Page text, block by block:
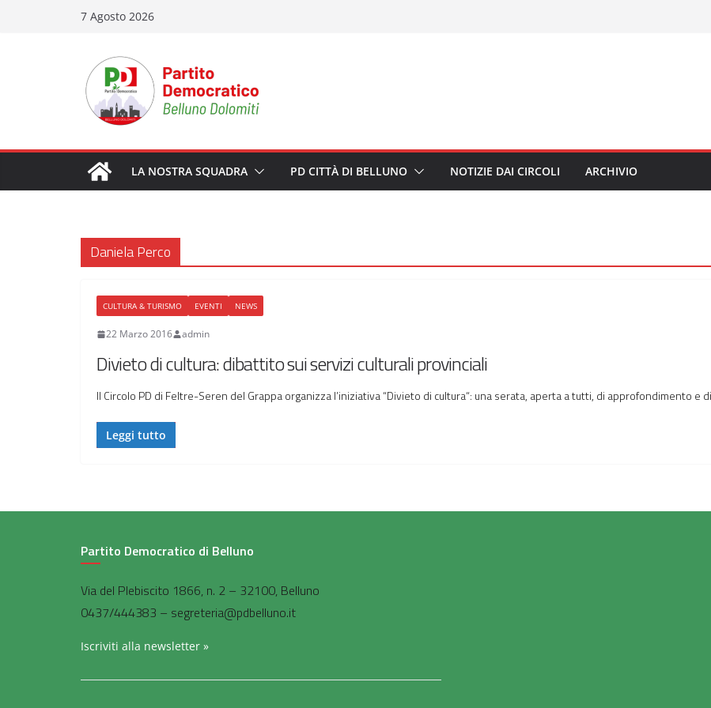
7 Agosto 2026
LA NOSTRA SQUADRA PD CITTÀ DI BELLUNO NOTIZIE DAI CIRCOLI ARCHIVIO
Daniela Perco
CULTURA & TURISMO EVENTI NEWS
22 Marzo 2016 admin
Divieto di cultura: dibattito sui servizi culturali provinciali
Il Circolo PD di Feltre-Seren del Grappa organizza l’iniziativa “Divieto di cultura“: una serata, aperta a tutti, di approfondimento e
Leggi tutto
Partito Democratico di Belluno
Via del Plebiscito 1866, n. 2 – 32100, Belluno
0437/444383 – segreteria@pdbelluno.it
Iscriviti alla newsletter »